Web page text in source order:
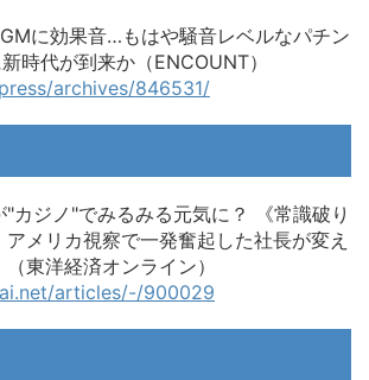
に効果音…もはや騒音レベルなパチン
時代が到来か（ENCOUNT）
archives/846531/
カジノ"でみるみる元気に？ 《常識破り
メリカ視察で一発奮起した社長が変え
東洋経済オンライン）
articles/-/900029